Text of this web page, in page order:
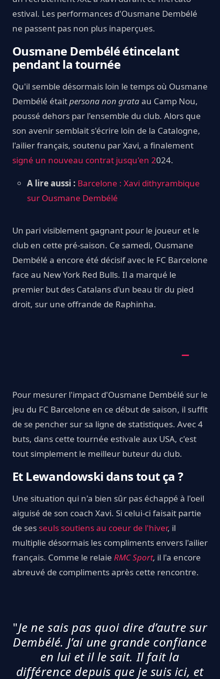
estival. Les performances d'Ousmane Dembélé
ne passent pas non plus inaperçues.
Ousmane Dembélé étincelant
pendant la tournée
Qu'il semble désormais loin le temps où Ousmane
Dembélé étaitpersona non grataau Camp Nou,
poussé dehors par l'ensemble du club. Alors que
son avenir semblait s'écrire loin de la Catalogne,
l'ailier français, soutenu par Xavi, a finalement
signé un nouveau contrat jusqu'en 2024.
A lire aussi : Barcelone : Xavi dithyrambique
sur Ousmane Dembélé
Un pari visiblement gagnant pour le joueur et le
club en cette pré-saison. Ce samedi, Ousmane
Dembélé a encore été décisif avec le FC Barcelone
face au New York Red Bulls. Il a marqué le
premier but des Catalans d'un beau tir du pied
droit, sur une offrande de Raphinha.
Pour mesurer l'impact d'Ousmane Dembélé sur le
jeu du FC Barcelone en ce début de saison, il suffit
de se pencher sur sa ligne de statistiques. Avec 4
buts, dans cette tournée estivale aux USA, c'est
tout simplement le meilleur buteur du club.
Et Lewandowski dans tout ça ?
Une situation qui n'a bien sûr pas échappé à l'oeil
aiguisé de son coach Xavi. Si celui-ci faisait partie
de ses seuls soutiens au coeur de l'hiver, il
multiplie désormais les compliments envers l'ailier
français. Comme le relaie RMC Sport, il l'a encore
abreuvé de compliments après cette rencontre.
"Je ne sais pas quoi dire d’autre sur
Dembélé. J’ai une grande confiance
en lui et il le sait. Il fait la
différence depuis que je suis ici, et